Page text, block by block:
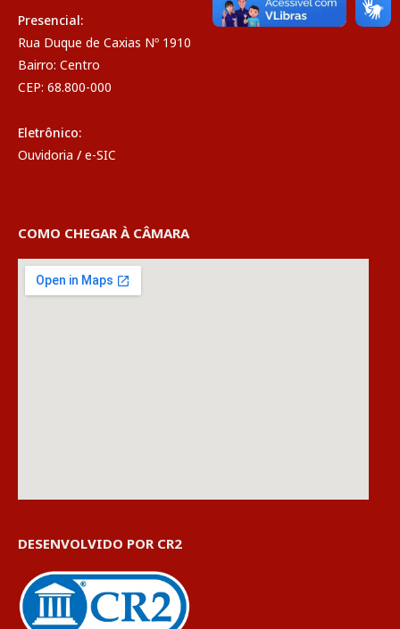
Presencial:
Rua Duque de Caxias Nº 1910
Bairro: Centro
CEP: 68.800-000
Eletrônico:
Ouvidoria / e-SIC
COMO CHEGAR À CÂMARA
DESENVOLVIDO POR CR2